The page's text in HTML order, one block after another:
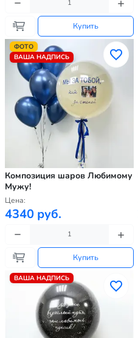
Купить
ФОТО
ВАША НАДПИСЬ
Композиция шаров Любимому
Мужу!
Цена:
4340 руб.
Купить
ВАША НАДПИСЬ